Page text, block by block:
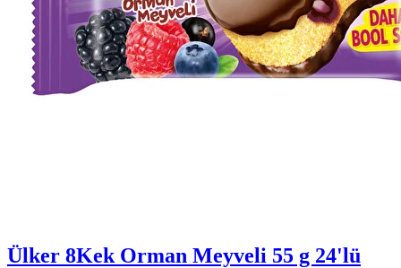
Ülker 8Kek Orman Meyveli 55 g 24'lü